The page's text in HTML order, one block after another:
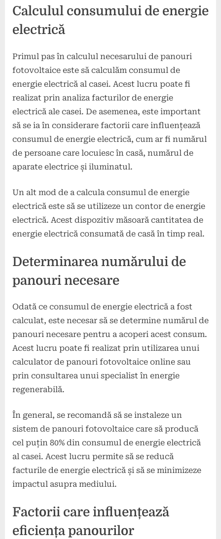
Calculul consumului de energie
electrică
Primul pas în calculul necesarului de panouri
fotovoltaice este să calculăm consumul de
energie electrică al casei. Acest lucru poate fi
realizat prin analiza facturilor de energie
electrică ale casei. De asemenea, este important
să se ia în considerare factorii care influențează
consumul de energie electrică, cum ar fi numărul
de persoane care locuiesc în casă, numărul de
aparate electrice și iluminatul.
Un alt mod de a calcula consumul de energie
electrică este să se utilizeze un contor de energie
electrică. Acest dispozitiv măsoară cantitatea de
energie electrică consumată de casă în timp real.
Determinarea numărului de
panouri necesare
Odată ce consumul de energie electrică a fost
calculat, este necesar să se determine numărul de
panouri necesare pentru a acoperi acest consum.
Acest lucru poate fi realizat prin utilizarea unui
calculator de panouri fotovoltaice online sau
prin consultarea unui specialist în energie
regenerabilă.
În general, se recomandă să se instaleze un
sistem de panouri fotovoltaice care să producă
cel puțin 80% din consumul de energie electrică
al casei. Acest lucru permite să se reducă
facturile de energie electrică și să se minimizeze
impactul asupra mediului.
Factorii care influențează
eficiența panourilor